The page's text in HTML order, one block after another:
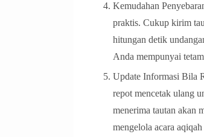
Kemudahan
praktis. Cukup kirim
hitungan detik
Anda mempunyai
Update Informasi Bila
repot mencetak ulang
menerima tautan akan
mengelola acara